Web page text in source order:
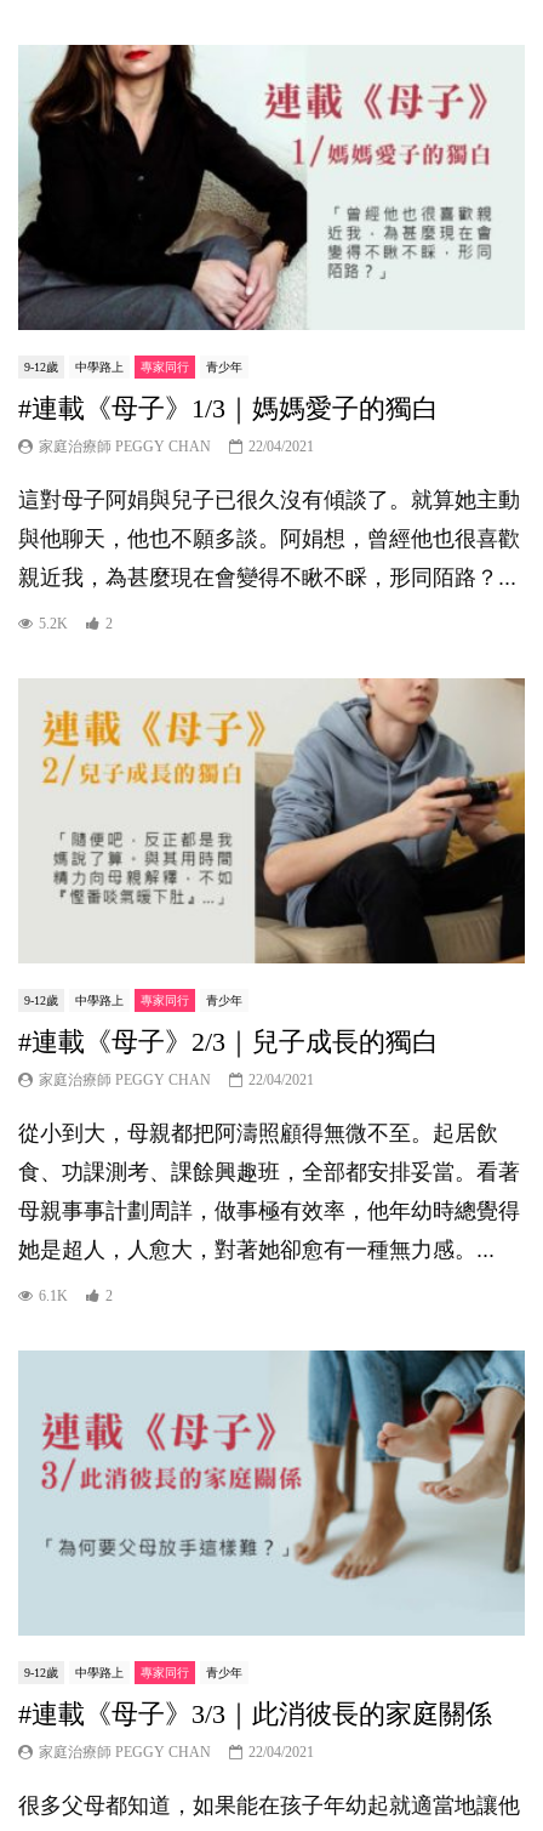
9-12歲 中學路上 專家同行 青少年
#連載《母子》1/3｜媽媽愛子的獨白
家庭治療師 PEGGY CHAN 22/04/2021
這對母子阿娟與兒子已很久沒有傾談了。就算她主動
與他聊天，他也不願多談。阿娟想，曾經他也很喜歡
親近我，為甚麼現在會變得不瞅不睬，形同陌路？...
5.2K 2
9-12歲 中學路上 專家同行 青少年
#連載《母子》2/3｜兒子成長的獨白
家庭治療師 PEGGY CHAN 22/04/2021
從小到大，母親都把阿濤照顧得無微不至。起居飲
食、功課測考、課餘興趣班，全部都安排妥當。看著
母親事事計劃周詳，做事極有效率，他年幼時總覺得
她是超人，人愈大，對著她卻愈有一種無力感。...
6.1K 2
9-12歲 中學路上 專家同行 青少年
#連載《母子》3/3｜此消彼長的家庭關係
家庭治療師 PEGGY CHAN 22/04/2021
很多父母都知道，如果能在孩子年幼起就適當地讓他